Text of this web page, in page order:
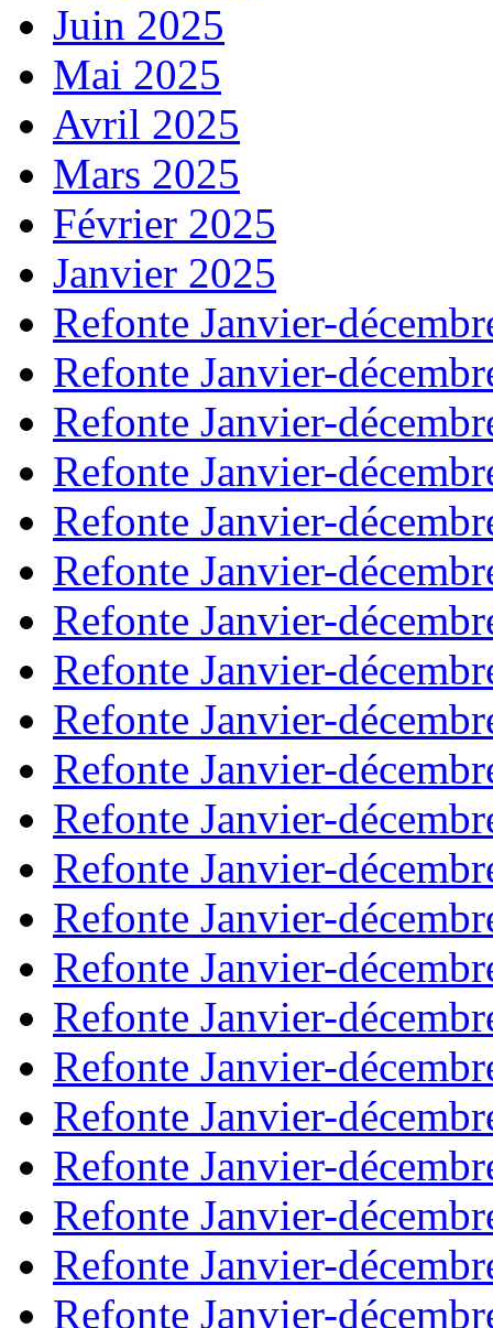
Juin 2025
Mai 2025
Avril 2025
Mars 2025
Février 2025
Janvier 2025
Refonte Janvier-
Refonte Janvier-
Refonte Janvier-
Refonte Janvier-
Refonte Janvier-
Refonte Janvier-
Refonte Janvier-
Refonte Janvier-
Refonte Janvier-
Refonte Janvier-
Refonte Janvier-
Refonte Janvier-
Refonte Janvier-
Refonte Janvier-
Refonte Janvier-
Refonte Janvier-
Refonte Janvier-
Refonte Janvier-
Refonte Janvier-
Refonte Janvier-
Refonte Janvier-